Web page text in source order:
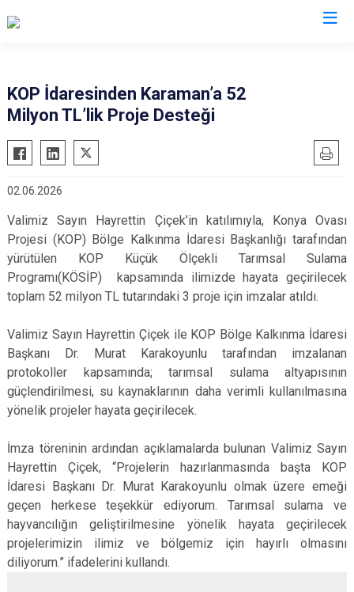
KOP İdaresinden Karaman’a 52
Milyon TL’lik Proje Desteği
02.06.2026
Valimiz Sayın Hayrettin Çiçek’in katılımıyla, Konya Ovası
Projesi (KOP) Bölge Kalkınma İdaresi Başkanlığı tarafından
yürütülen KOP Küçük Ölçekli Tarımsal Sulama
Programı(KÖSİP) kapsamında ilimizde hayata geçirilecek
toplam 52 milyon TL tutarındaki 3 proje için imzalar atıldı.
Valimiz Sayın Hayrettin Çiçek ile KOP Bölge Kalkınma İdaresi
Başkanı Dr. Murat Karakoyunlu tarafından imzalanan
protokoller kapsamında; tarımsal sulama altyapısının
güçlendirilmesi, su kaynaklarının daha verimli kullanılmasına
yönelik projeler hayata geçirilecek.
İmza töreninin ardından açıklamalarda bulunan Valimiz Sayın
Hayrettin Çiçek, “Projelerin hazırlanmasında başta KOP
İdaresi Başkanı Dr. Murat Karakoyunlu olmak üzere emeği
geçen herkese teşekkür ediyorum. Tarımsal sulama ve
hayvancılığın geliştirilmesine yönelik hayata geçirilecek
projelerimizin ilimiz ve bölgemiz için hayırlı olmasını
diliyorum.” ifadelerini kullandı.